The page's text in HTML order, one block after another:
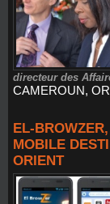
directeur des
CAMEROUN,
EL-
MOBILE
ORIENT